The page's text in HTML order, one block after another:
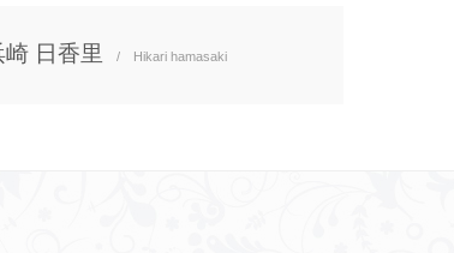
崎 日香里 / Hikari hamasaki